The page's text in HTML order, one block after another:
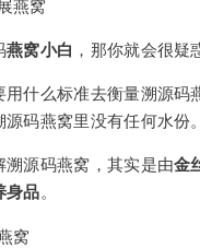
燕窝小白 ，那你就会很疑
用什么标准去衡量溯源码
码燕窝里没有任何水份。
溯源码燕窝，其实是由金
身品。